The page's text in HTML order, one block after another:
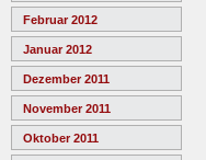
Februar 2012
Januar 2012
Dezember 2011
November 2011
Oktober 2011